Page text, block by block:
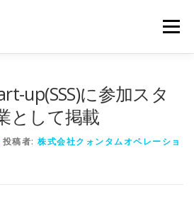
メニュー
up(SSS)に参加スタ
として掲載
投稿者: 株式会社クォンタムオペレーショ